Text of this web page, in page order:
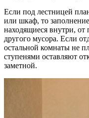
Если под лестницей
или шкаф, то
находящиеся внутри,
другого мусора. Если
остальной комнаты не
ступенями оставляют
заметной.